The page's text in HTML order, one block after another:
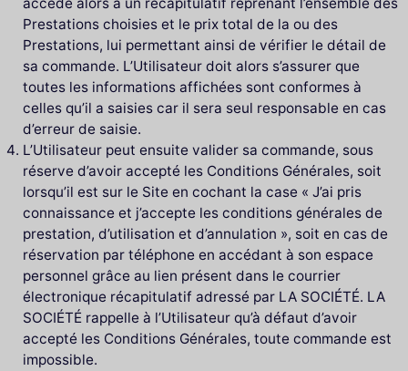
Prestations choisies et le prix total de la ou des
Prestations, lui permettant ainsi de vérifier le détail de
sa commande. L’Utilisateur doit alors s’assurer que
toutes les informations affichées sont conformes à
celles qu’il a saisies car il sera seul responsable en cas
d’erreur de saisie.
L’Utilisateur peut ensuite valider sa commande, sous
réserve d’avoir accepté les Conditions Générales, soit
lorsqu’il est sur le Site en cochant la case « J’ai pris
connaissance et j’accepte les conditions générales de
prestation, d’utilisation et d’annulation », soit en cas de
réservation par téléphone en accédant à son espace
personnel grâce au lien présent dans le courrier
électronique récapitulatif adressé par LA SOCIÉTÉ. LA
SOCIÉTÉ rappelle à l’Utilisateur qu’à défaut d’avoir
accepté les Conditions Générales, toute commande est
impossible.